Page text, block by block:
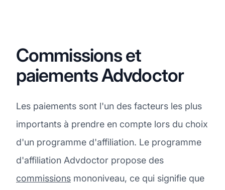
Commissions et
paiements Advdoctor
Les paiements sont l'un des facteurs les plus
importants à prendre en compte lors du choix
d'un programme d'affiliation. Le programme
d'affiliation Advdoctor propose des
commissions mononiveau, ce qui signifie que